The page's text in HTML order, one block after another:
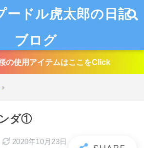
ドル虎太郎の日記
ブログ
の使用アイテムはここをClick
ダ①
2020年10月23日